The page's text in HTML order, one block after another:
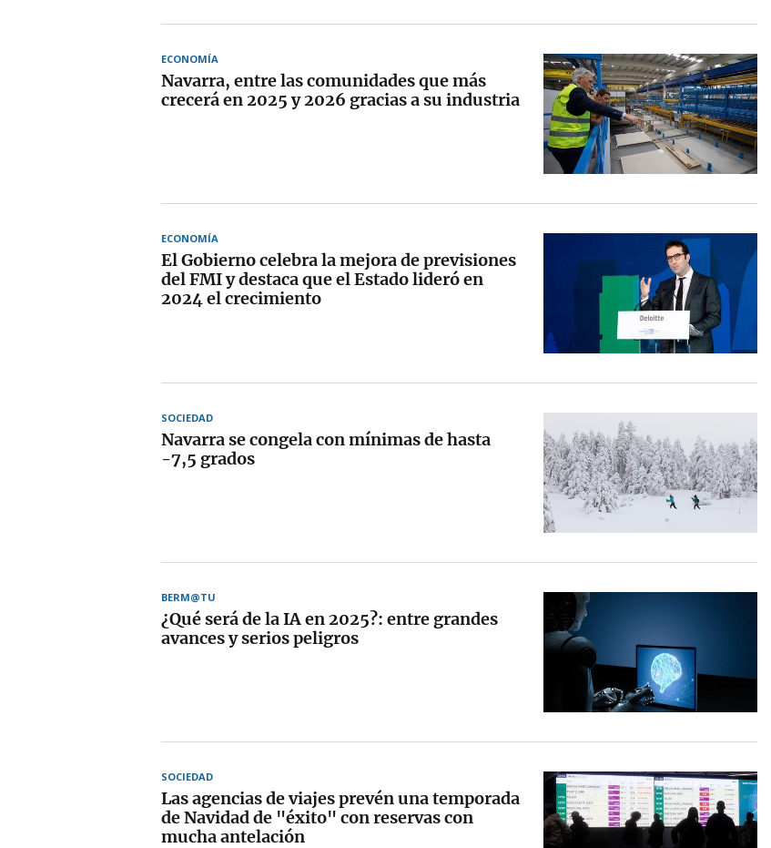
ECONOMÍA
Navarra, entre las comunidades que más
crecerá en 2025 y 2026 gracias a su industria
ECONOMÍA
El Gobierno celebra la mejora de previsiones
del FMI y destaca que el Estado lideró en
2024 el crecimiento
SOCIEDAD
Navarra se congela con mínimas de hasta
-7,5 grados
BERM@TU
¿Qué será de la IA en 2025?: entre grandes
avances y serios peligros
SOCIEDAD
Las agencias de viajes prevén una temporada
de Navidad de "éxito" con reservas con
mucha antelación